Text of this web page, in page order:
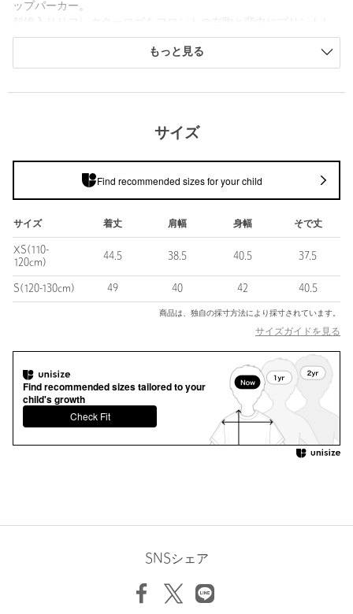
ップパーカー。
たデザイン。
抜け感のあるドロップショルダーのフォルムが今っぽく着られる
柔らかさもありながらしっかりとした裏毛生地。
Tシャツに羽織るだけで様になる、ロングシーズン活躍してくれる
アイテムです。
・ジュニアサイズ のご用意もございます。（対象品番：
38795000001）
============================
透け感：なし
伸縮：あり
============================
＜WILD THINGS（ワイルドシングス）＞
“軽くてタフでなければいけない”というコンセプトを掲げ、
アメリカ・ニューハンプシャー州ノースコンウェイにて創業した
その高性能なプロダクトはアウトドアマンのみならず、快適な日
アウトドアで培った技術を武器に「ワイルドシングス タクティカ
機能的なスペックはそのままにサイズ感の調整や過度なディテー
もっと見る
サイズ
Find recommended sizes for your child
サイズ 着丈 肩幅 身幅 そで丈
XS(110-
120cm)
44.5 38.5 40.5 37.5
S(120-130cm) 49 40 42 40.5
商品は、独自の採寸方法により採寸されています。
サイズガイドを見る
Find recommended sizes tailored to your
child's growth
Check Fit
SNSシェア